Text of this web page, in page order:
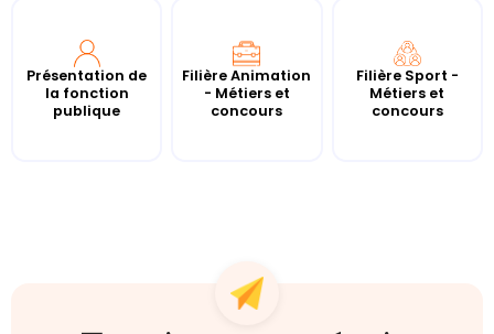
Présentation de
la fonction
publique
Filière Animation
- Métiers et
concours
Filière Sport -
Métiers et
concours